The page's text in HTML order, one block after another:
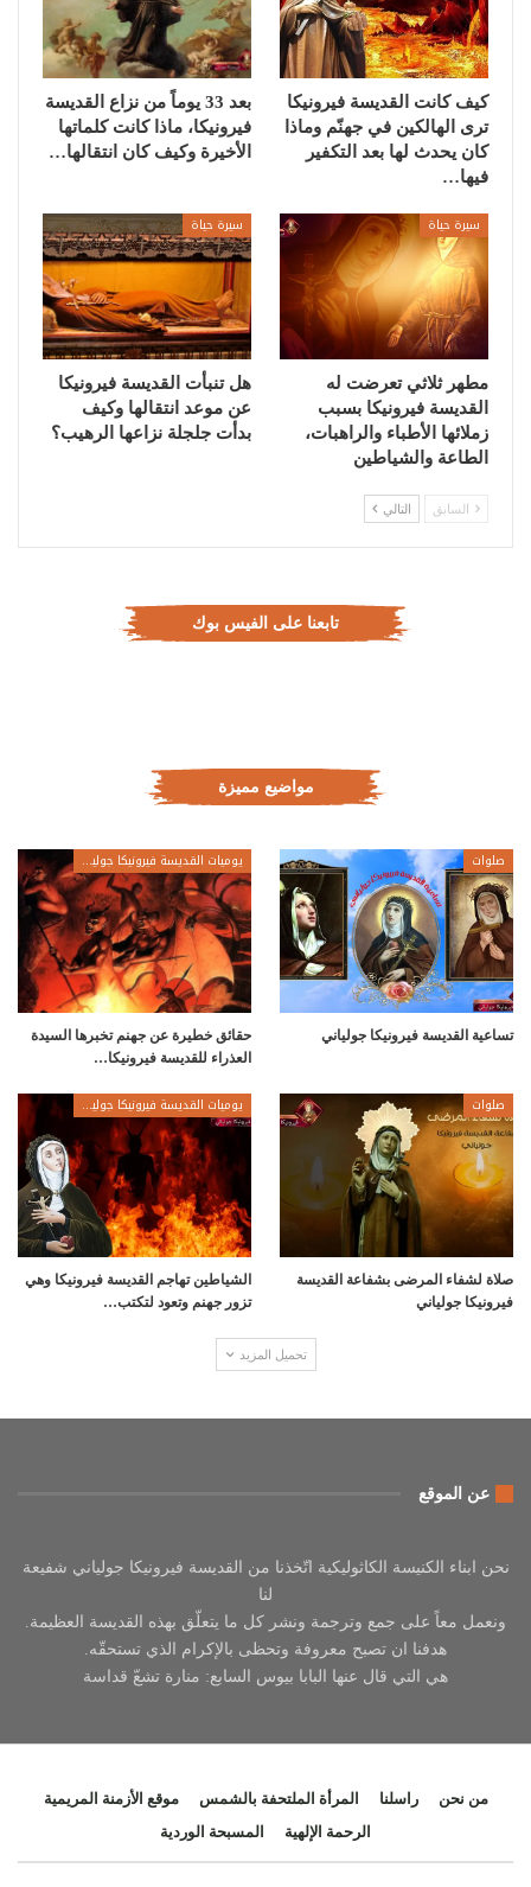
كيف كانت القديسة فيرونيكا
ترى الهالكين في جهنّم وماذا
كان يحدث لها بعد التكفير
فيها…
بعد 33 يوماً من نزاع القديسة
فيرونيكا، ماذا كانت كلماتها
الأخيرة وكيف كان انتقالها…
سيرة حياة
مطهر ثلاثي تعرضت له
القديسة فيرونيكا بسبب
زملائها الأطباء والراهبات،
الطاعة والشياطين
سيرة حياة
هل تنبأت القديسة فيرونيكا
عن موعد انتقالها وكيف
بدأت جلجلة نزاعها الرهيب؟
السابق التالي
تابعنا على الفيس بوك
مواضيع مميزة
صلوات
تساعية القديسة فيرونيكا جولياني
يوميات القديسة فيرونيكا جولياني
حقائق خطيرة عن جهنم تخبرها السيدة
العذراء للقديسة فيرونيكا…
صلوات
صلاة لشفاء المرضى بشفاعة القديسة
فيرونيكا جولياني
يوميات القديسة فيرونيكا جولياني
الشياطين تهاجم القديسة فيرونيكا وهي
تزور جهنم وتعود لتكتب…
تحميل المزيد
عن الموقع
نحن ابناء الكنيسة الكاثوليكية اتّخذنا من القديسة فيرونيكا جولياني شفيعة
لنا
ونعمل معاً على جمع وترجمة ونشر كل ما يتعلّق بهذه القديسة العظيمة.
هدفنا ان تصبح معروفة وتحظى بالإكرام الذي تستحقّه.
هي التي قال عنها البابا بيوس السابع: منارة تشعّ قداسة
من نحن راسلنا المرأة الملتحفة بالشمس
موقع الأزمنة المريمية
الرحمة الإلهية
المسبحة الوردية